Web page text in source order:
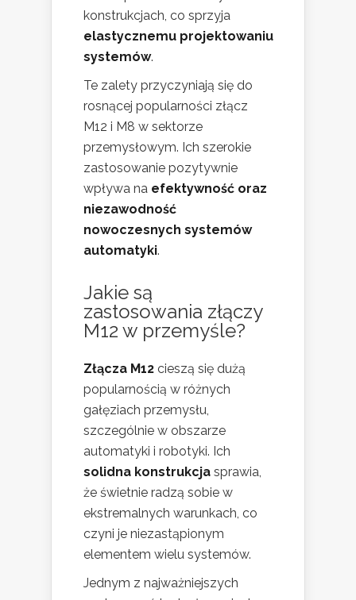
konstrukcjach, co sprzyja
elastycznemu projektowaniu
systemów.
Te zalety przyczyniają się do
rosnącej popularności złącz
M12 i M8 w sektorze
przemysłowym. Ich szerokie
zastosowanie pozytywnie
wpływa na efektywność oraz
niezawodność
nowoczesnych systemów
automatyki.
Jakie są
zastosowania złączy
M12 w przemyśle?
Złącza M12 cieszą się dużą
popularnością w różnych
gałęziach przemysłu,
szczególnie w obszarze
automatyki i robotyki. Ich
solidna konstrukcja sprawia,
że świetnie radzą sobie w
ekstremalnych warunkach, co
czyni je niezastąpionym
elementem wielu systemów.
Jednym z najważniejszych